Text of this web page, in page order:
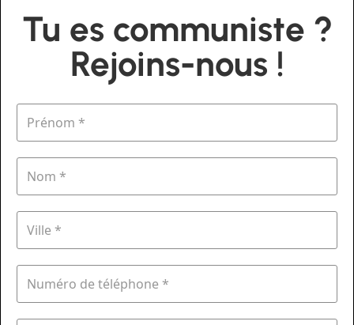
Tu es communiste ?
Rejoins-nous !